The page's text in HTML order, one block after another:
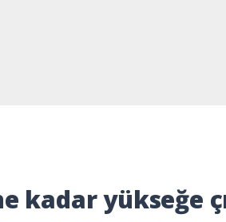
kadar yükseğe